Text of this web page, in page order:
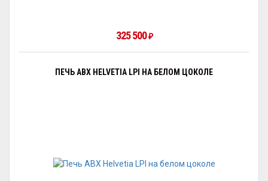
325 500₽
ПЕЧЬ ABX HELVETIA LPI НА БЕЛОМ ЦОКОЛЕ